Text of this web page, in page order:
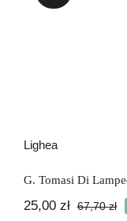
Lighea
G. Tomasi Di
67,70zł
25,00 zł